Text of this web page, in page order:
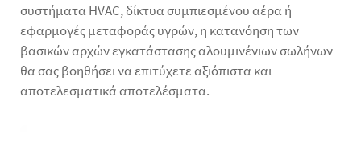
συστήματα ΗVAC, δίκτυα συμπιεσμένου αέρα ή
εφαρμογές μεταφοράς υγρών, η κατανόηση των
βασικών αρχών εγκατάστασης αλουμινένιων σωλήνων
θα σας βοηθήσει να επιτύχετε αξιόπιστα και
αποτελεσματικά αποτελέσματα.